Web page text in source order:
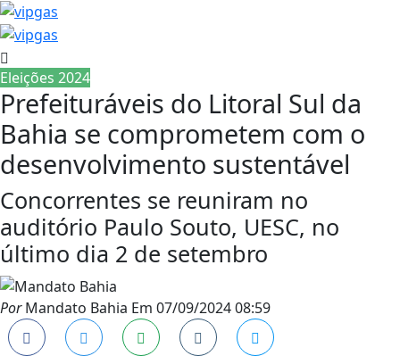
Eleições 2024
Prefeituráveis do Litoral Sul da
Bahia se comprometem com o
desenvolvimento sustentável
Concorrentes se reuniram no
auditório Paulo Souto, UESC, no
último dia 2 de setembro
PorMandato Bahia Em 07/09/2024 08:59